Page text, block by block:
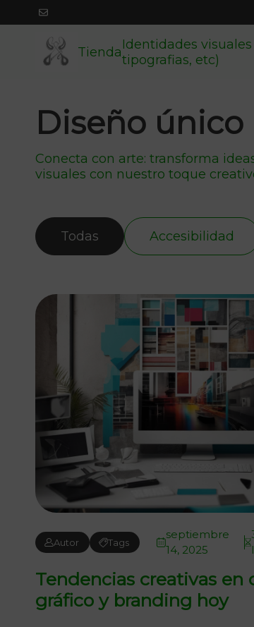
TiendaIdentidades
tipografias, etc)
Diseño único
Conecta con arte: transforma
visuales con nuestro toque
Todas Accesibilidad
Autor Tags
septiembre
14, 2025
Tendencias creativas en
gráfico y branding hoy